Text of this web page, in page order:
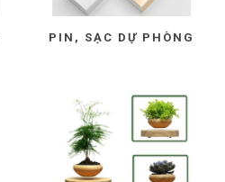
PIN, SẠC DỰ PHÒNG